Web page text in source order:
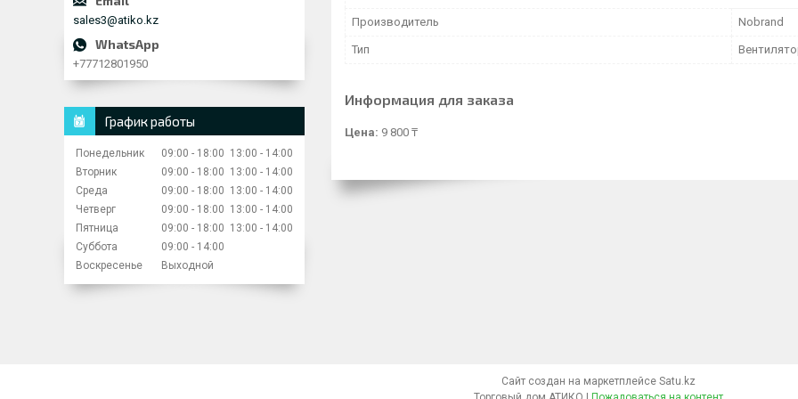
Производитель Nobrand
Тип
Информация для заказа
Цена: 9 800 ₸
sales3@atiko.kz
+77712801950
График работы
Понедельник 09:00 18:00 13:00
14:00
Вторник
09:00 18:00 13:00
14:00
Среда
09:00 18:00 13:00
14:00
Четверг
09:00 18:00 13:00
14:00
Пятница
09:00 18:00 13:00
14:00
Суббота
09:00
14:00
Воскресенье
Выходной
Сайт создан на маркетплейсе Satu.kz